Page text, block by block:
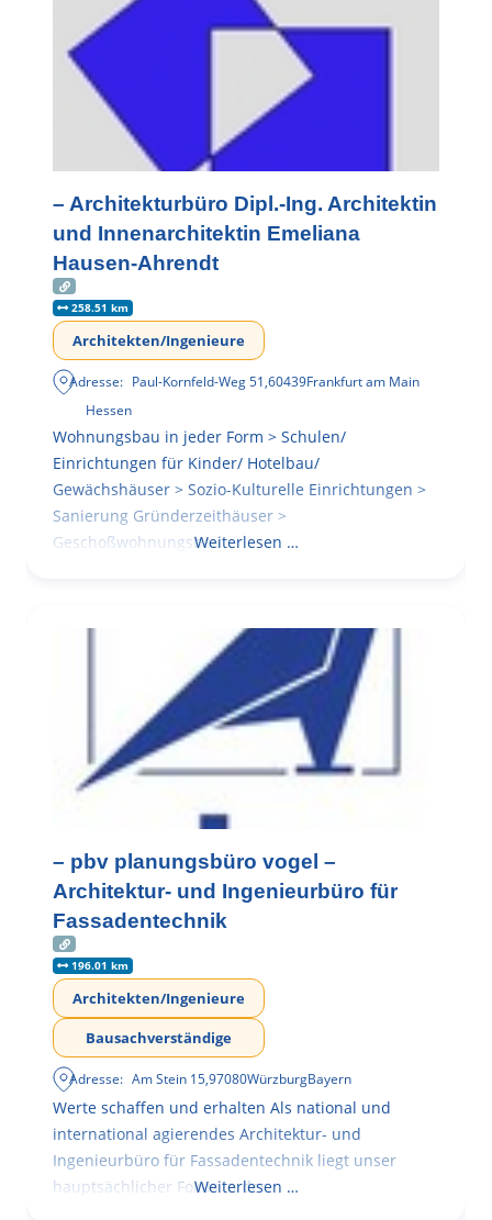
– Architekturbüro Dipl.-Ing. Architektin
und Innenarchitektin Emeliana
Hausen-Ahrendt
258.51 km
Architekten/Ingenieure
Adresse: Paul-Kornfeld-Weg 51,60439Frankfurt am Main
Hessen
Wohnungsbau in jeder Form > Schulen/
Einrichtungen für Kinder/ Hotelbau/
Gewächshäuser > Sozio-Kulturelle Einrichtungen >
Sanierung Gründerzeithäuser >
GeschoßwohnungsbauWeiterlesen …
– pbv planungsbüro vogel –
Architektur- und Ingenieurbüro für
Fassadentechnik
196.01 km
Architekten/Ingenieure
Bausachverständige
Adresse: Am Stein 15,97080WürzburgBayern
Werte schaffen und erhalten Als national und
international agierendes Architektur- und
Ingenieurbüro für Fassadentechnik liegt unser
hauptsächlicher Fokus in der
Weiterlesen …